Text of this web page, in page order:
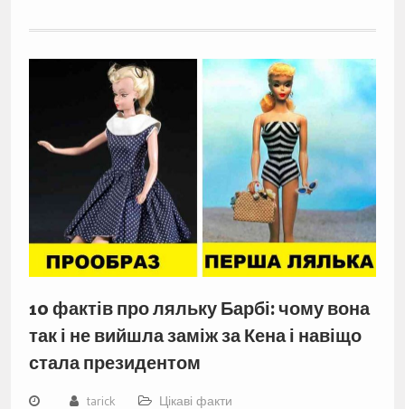
10 фактів про ляльку Барбі: чому вона
так і не вийшла заміж за Кена і навіщо
стала президентом
tarick Цікаві факти